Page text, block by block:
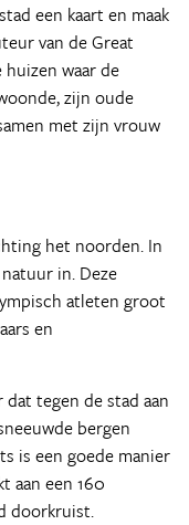
een kaart en maak
van de Great
waar de
zijn oude
met zijn vrouw
het noorden. In
in. Deze
atleten groot
en
tegen de stad aan
bergen
is een goede manier
aan een 160
doorkruist.